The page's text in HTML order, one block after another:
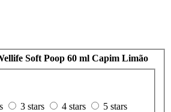
Soft Poop 60 ml Capim Limão
3 stars 4 stars
5 stars